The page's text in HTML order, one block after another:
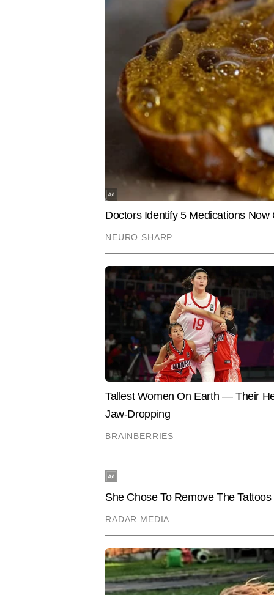
SPIRITUALITY
Aaj Ka Panchang : 7 अगस्त को किस
समय करें पूजा-पाठ, आज के पंचांग से जानिए
शुभ और अशुभ का सही समय
SPORTS
इंग्लैंड के
किया
AUTHOR
अनुराग गुप्ता टाइम्स नाउ नवभारत
हैं। जर्नलिज़्म में मास्टर्स डिग्री
रियल-टाइम न्यूज मॉनिटरिंग में
है। अनुराग खबरों की बारीकियों
स्टोरीज और न्यूज एक्सप्लेनर्स शामिल